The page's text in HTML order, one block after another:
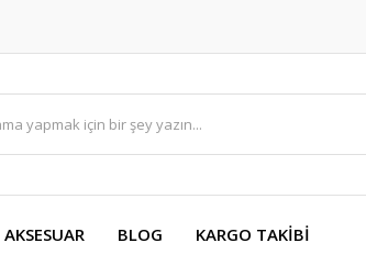
AKSESUAR BLOG KARGO TAKİBİ